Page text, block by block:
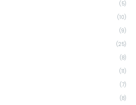
(5)
(10)
(9)
(25)
(8)
(11)
(7)
(8)